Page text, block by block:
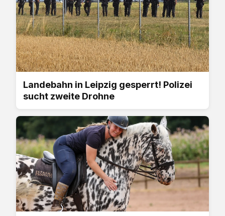
Landebahn in Leipzig gesperrt! Polizei
sucht zweite Drohne